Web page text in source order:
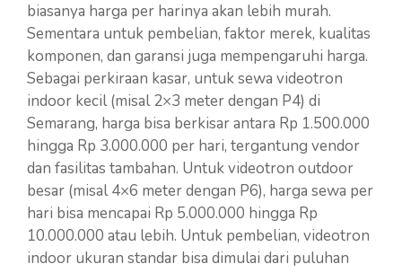
biasanya harga per harinya akan lebih murah.
Sementara untuk pembelian, faktor merek, kualitas
komponen, dan garansi juga mempengaruhi harga.
Sebagai perkiraan kasar, untuk sewa videotron
indoor kecil (misal 2×3 meter dengan P4) di
Semarang, harga bisa berkisar antara Rp 1.500.000
hingga Rp 3.000.000 per hari, tergantung vendor
dan fasilitas tambahan. Untuk videotron outdoor
besar (misal 4×6 meter dengan P6), harga sewa per
hari bisa mencapai Rp 5.000.000 hingga Rp
10.000.000 atau lebih. Untuk pembelian, videotron
indoor ukuran standar bisa dimulai dari puluhan